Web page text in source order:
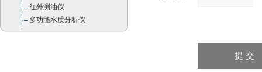
红外测油仪
多功能水质分析仪